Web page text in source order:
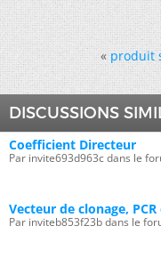
« produit
DISCUSSIONS
Coefficient Directeur
Par invite693d963c dans le
Vecteur de clonage,
Par inviteb853f23b dans le